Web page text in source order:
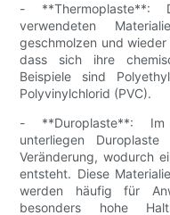
-
verwendeten
geschmolzen und
dass sich ihre
Beispiele sind
Polyvinylchlorid (PVC).
- **Duroplaste**: Im
unterliegen
Veränderung, wodurch
entsteht. Diese
werden häufig für
besonders hohe